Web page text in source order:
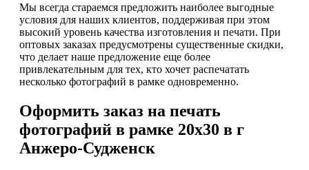
Мы всегда стараемся предложить наиболее выгодные
условия для наших клиентов, поддерживая при этом
высокий уровень качества изготовления и печати. При
оптовых заказах предусмотрены существенные скидки,
что делает наше предложение еще более
привлекательным для тех, кто хочет распечатать
несколько фотографий в рамке одновременно.
Оформить заказ на печать
фотографий в рамке 20х30 в г
Анжеро-Судженск